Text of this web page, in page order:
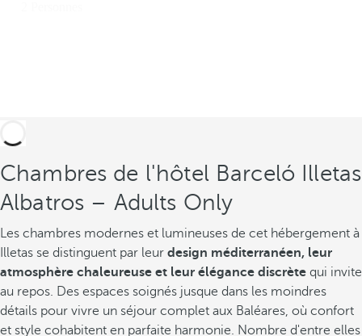
Chambres de l'hôtel Barceló Illetas
Albatros – Adults Only
Les chambres modernes et lumineuses de cet hébergement à
Illetas se distinguent par leur design méditerranéen, leur
atmosphère chaleureuse et leur élégance discrète qui invite
au repos. Des espaces soignés jusque dans les moindres
détails pour vivre un séjour complet aux Baléares, où confort
et style cohabitent en parfaite harmonie. Nombre d'entre elles